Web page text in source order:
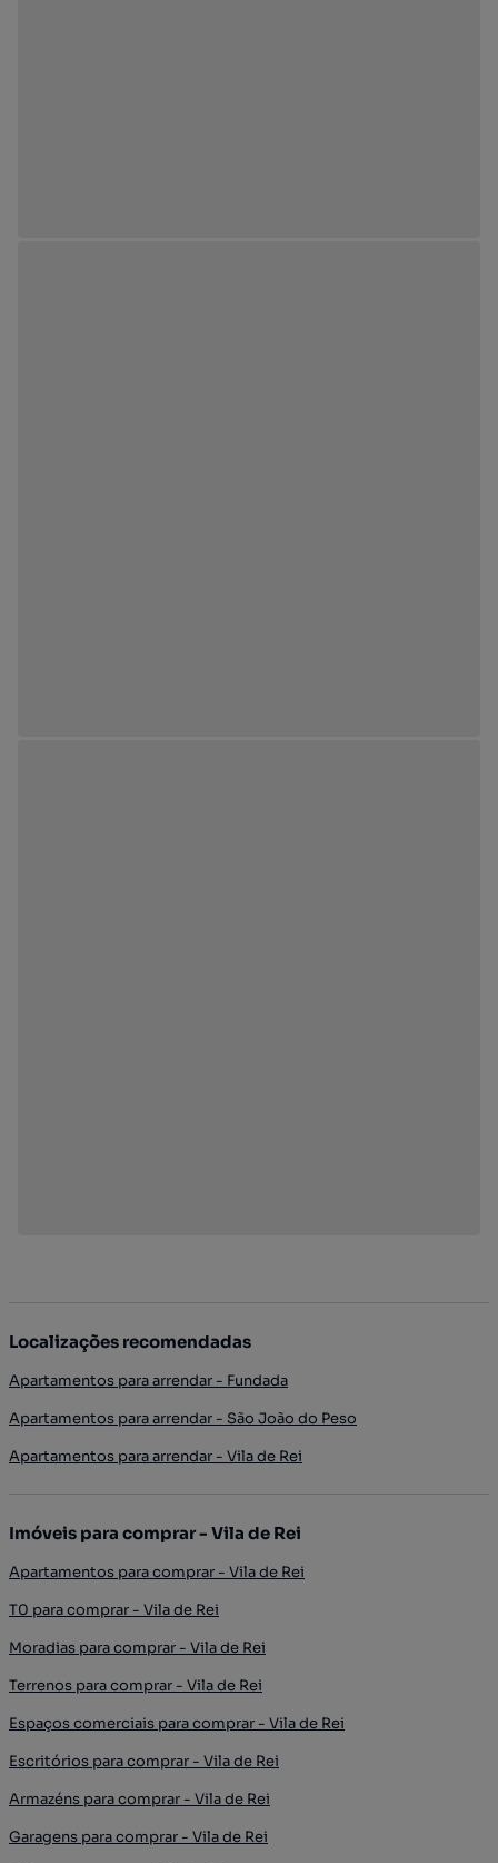
Localizações recomendadas
Apartamentos para arrendar - Fundada
Apartamentos para arrendar - São João do Peso
Apartamentos para arrendar - Vila de Rei
Imóveis para comprar - Vila de Rei
Apartamentos para comprar - Vila de Rei
T0 para comprar - Vila de Rei
Moradias para comprar - Vila de Rei
Terrenos para comprar - Vila de Rei
Espaços comerciais para comprar - Vila de Rei
Escritórios para comprar - Vila de Rei
Armazéns para comprar - Vila de Rei
Garagens para comprar - Vila de Rei